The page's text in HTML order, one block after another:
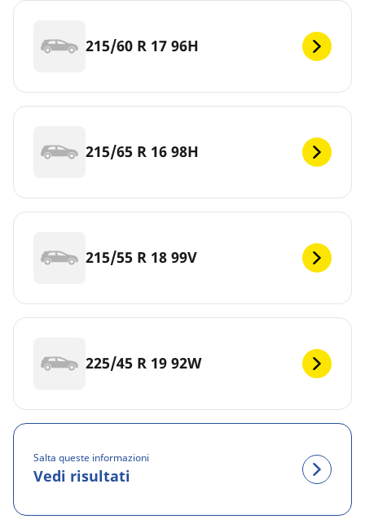
215/60 R 17 96H
215/65 R 16 98H
215/55 R 18 99V
225/45 R 19 92W
Salta queste informazioni
Vedi risultati